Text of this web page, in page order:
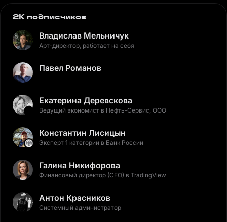
2K подписчиков
Владислав Мельничук
Арт-директор, работает на себя
Павел Романов
Екатерина Деревскова
Ведущий экономист в Нефть-Сервис, ООО
Константин Лисицын
Эксперт 1 категории в Банк России
Галина Никифорова
Финансовый директор (CFO) в TradingView
Антон Красников
Системный администратор